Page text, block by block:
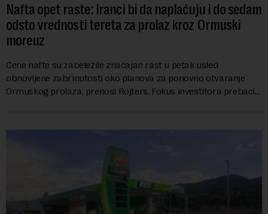
Nafta opet raste: Iranci bi da naplaćuju i do sedam
odsto vrednosti tereta za prolaz kroz Ormuski
moreuz
Cene nafte su zabeležile značajan rast u petak usled
obnovljene zabrinutosti oko planova za ponovno otvaranje
Ormuskog prolaza, prenosi Rojters. Fokus investitora prebacio